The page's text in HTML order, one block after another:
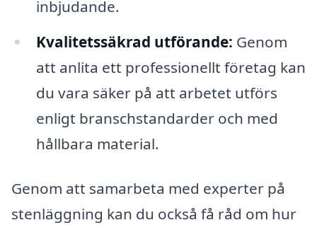
inbjudande.
Kvalitetssäkrad utförande: Genom
att anlita ett professionellt företag kan
du vara säker på att arbetet utförs
enligt branschstandarder och med
hållbara material.
Genom att samarbeta med experter på
stenläggning kan du också få råd om hur